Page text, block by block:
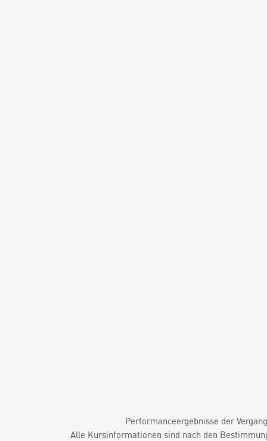
Performanceergebnisse der
Alle Kursinformationen sind nach den